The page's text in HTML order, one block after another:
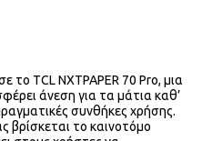
το TCL NXTPAPER 70 Pro, μια
άνεση για τα μάτια καθ’
συνθήκες χρήσης.
βρίσκεται το καινοτόμο